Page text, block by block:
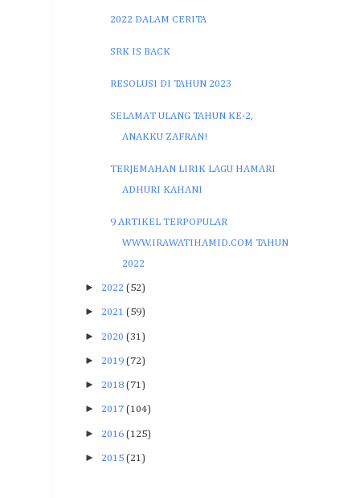
2022 DALAM CERITA
SRK IS BACK
RESOLUSI DI TAHUN 2023
SELAMAT ULANG TAHUN KE-2,
ANAKKU ZAFRAN!
TERJEMAHAN LIRIK LAGU HAMARI
ADHURI KAHANI
9 ARTIKEL TERPOPULAR
WWW.IRAWATIHAMID.COM TAHUN
2022
► 2022 (52)
► 2021 (59)
► 2020 (31)
► 2019 (72)
► 2018 (71)
► 2017 (104)
► 2016 (125)
► 2015 (21)